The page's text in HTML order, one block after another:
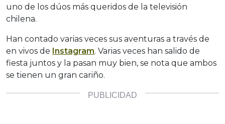
uno de los dúos más queridos de la televisión
chilena.
Han contado varias veces sus aventuras a través de
en vivos de Instagram. Varias veces han salido de
fiesta juntos y la pasan muy bien, se nota que ambos
se tienen un gran cariño.